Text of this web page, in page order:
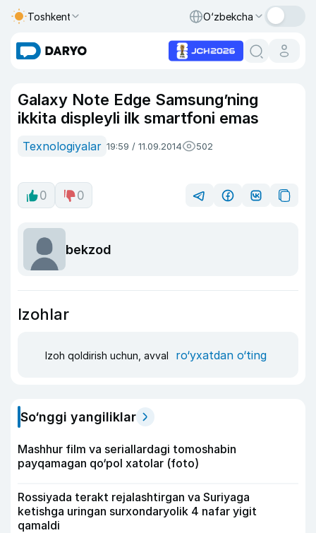
Toshkent O‘zbekcha
Galaxy Note Edge Samsung’ning
ikkita displeyli ilk smartfoni emas
Texnologiyalar 19:59 / 11.09.2014 502
0 0
bekzod
Izohlar
Izoh qoldirish uchun, avval ro‘yxatdan o‘ting
So‘nggi yangiliklar
Mashhur film va seriallardagi tomoshabin
payqamagan qo‘pol xatolar (foto)
Rossiyada terakt rejalashtirgan va Suriyaga
ketishga uringan surxondaryolik 4 nafar yigit
qamaldi